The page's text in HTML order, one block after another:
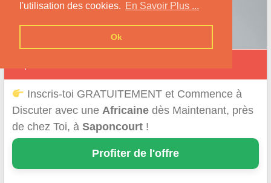
l'utilisation des cookies. En Savoir Plus ...
Ok
Inscris-toi GRATUITEMENT et Commence à
Discuter avec une Africainedès Maintenant, près
de chez Toi, à Saponcourt!
Profiter de l'offre